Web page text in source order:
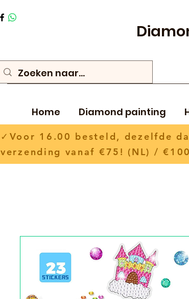
Home Diamond painting
✓Voor 16.00 besteld,
verzending vanaf €75! (NL) /